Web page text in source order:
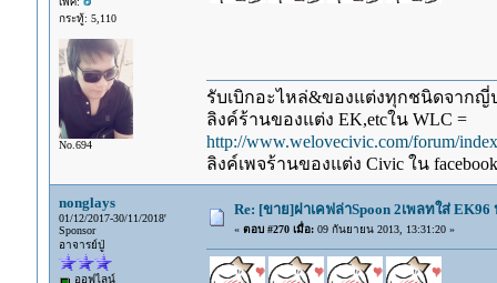
กระทู้: 5,110
No.694
รับเบิกอะไหล่&ของแต่งทุกชนิดจากญี่
ลิงค์ร้านของแต่ง EK,etcใน WLC =
http://www.welovecivic.com/forum/
ลิงค์เพจร้านของแต่ง Civic ใน
nonglays
01/12/2017-30/11/2018'
Sponsor
อาจารย์ปู่
ออฟไลน์
Re: [ขาย]ฝาเคฟล่าSpoon 2เพลทใส่
« ตอบ #270 เมื่อ:09 กันยายน 2013, 13:31:20 »